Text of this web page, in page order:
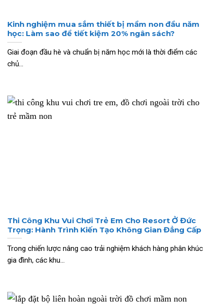
Kinh nghiệm mua sắm thiết bị mầm non đầu năm
học: Làm sao để tiết kiệm 20% ngân sách?
Giai đoạn đầu hè và chuẩn bị năm học mới là thời điểm các
chủ...
Thi Công Khu Vui Chơi Trẻ Em Cho Resort Ở Đức
Trọng: Hành Trình Kiến Tạo Không Gian Đẳng Cấp
Trong chiến lược nâng cao trải nghiệm khách hàng phân khúc
gia đình, các khu...